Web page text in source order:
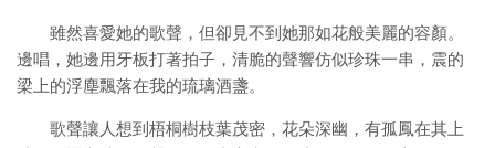
雖然喜愛她的歌聲，但卻見不到她那如花般美麗的容顏。
邊唱，她邊用牙板打著拍子，清脆的聲響仿似珍珠一串，震的
梁上的浮塵飄落在我的琉璃酒盞。
歌聲讓人想到梧桐樹枝葉茂密，花朵深幽，有孤鳳在其上